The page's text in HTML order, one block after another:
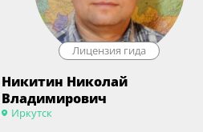
Лицензия гида
Никитин Николай
Владимирович
Иркутск